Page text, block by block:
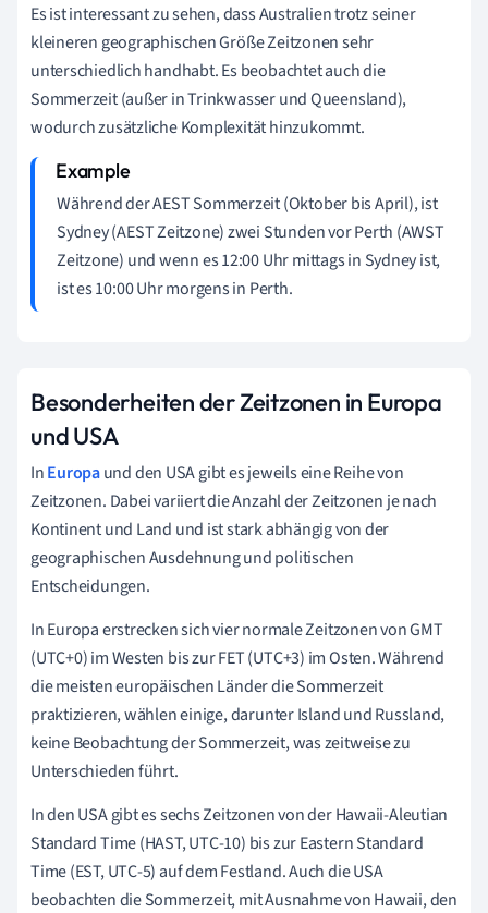
Es ist interessant zu sehen, dass Australien trotz seiner
kleineren geographischen Größe Zeitzonen sehr
unterschiedlich handhabt. Es beobachtet auch die
Sommerzeit (außer in Trinkwasser und Queensland),
wodurch zusätzliche Komplexität hinzukommt.
Während der AEST Sommerzeit (Oktober bis April), ist
Sydney (AEST Zeitzone) zwei Stunden vor Perth (AWST
Zeitzone) und wenn es 12:00 Uhr mittags in Sydney ist,
ist es 10:00 Uhr morgens in Perth.
Besonderheiten der Zeitzonen in Europa
und USA
InEuropaund den USA gibt es jeweils eine Reihe von
Zeitzonen. Dabei variiert die Anzahl der Zeitzonen je nach
Kontinent und Land und ist stark abhängig von der
geographischen Ausdehnung und politischen
Entscheidungen.
In Europa erstrecken sich vier normale Zeitzonen von GMT
(UTC+0) im Westen bis zur FET (UTC+3) im Osten. Während
die meisten europäischen Länder die Sommerzeit
praktizieren, wählen einige, darunter Island und Russland,
keine Beobachtung der Sommerzeit, was zeitweise zu
Unterschieden führt.
In den USA gibt es sechs Zeitzonen von der Hawaii-Aleutian
Standard Time (HAST, UTC-10) bis zur Eastern Standard
Time (EST, UTC-5) auf dem Festland. Auch die USA
beobachten die Sommerzeit, mit Ausnahme von Hawaii, den